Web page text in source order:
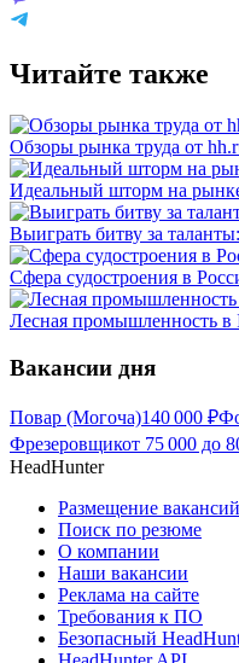
Читайте также
Обзоры рынка труда от
Идеальный шторм на
Выиграть битву за
Сфера судостроения в
Лесная промышленность в
Вакансии дня
Повар (Могоча)140 000 ₽
Фрезеровщикот 75 000 до
HeadHunter
Размещение вакансий
Поиск по резюме
О компании
Наши вакансии
Реклама на сайте
Требования к ПО
Безопасный